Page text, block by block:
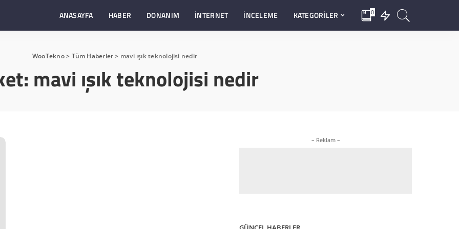
ANASAYFA HABER DONANIM İNTERNET İNCELEME KATEGORİLER 0
WooTekno> Tüm Haberler> mavi ışık teknolojisi nedir
mavi ışık teknolojisi nedir
– Reklam –